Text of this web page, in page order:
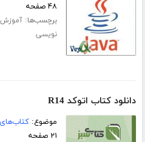
۴۸ صفحه
برچسب‌ها:آموزش
نویسی
دانلود کتاب اتوکد R14
موضوع:
۲۱ صفحه